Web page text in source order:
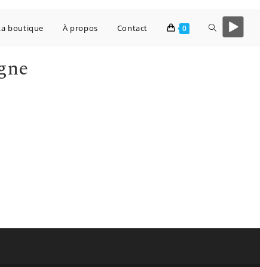
boutique À propos Contact 0